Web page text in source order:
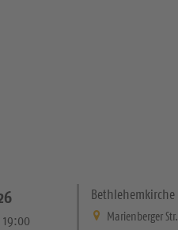
19:00 Marienberger